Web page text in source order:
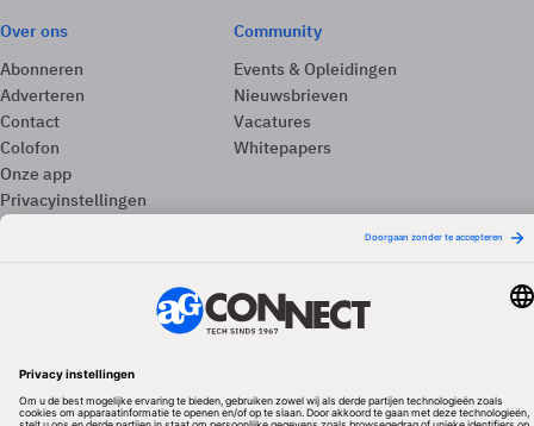
Over ons
Abonneren
Adverteren
Contact
Colofon
Onze app
Privacyinstellingen
Community
Events & Opleidingen
Nieuwsbrieven
Vacatures
Whitepapers